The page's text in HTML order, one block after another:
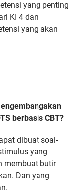
yang penting
KI 4 dan
yang akan
berbasis CBT?
dibuat soal-
yang
membuat butir
Dan yang